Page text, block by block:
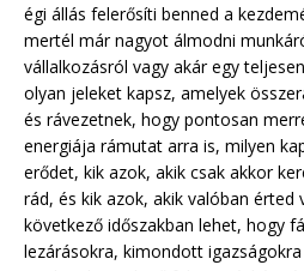
égi állás felerősíti benned a
mertél már nagyot álmodni
vállalkozásról vagy akár egy
olyan jeleket kapsz, amelyek
és rávezetnek, hogy pontosan
energiája rámutat arra is, milyen
erődet, kik azok, akik csak akkor
rád, és kik azok, akik valóban érted
következő időszakban lehet, hogy
lezárásokra, kimondott